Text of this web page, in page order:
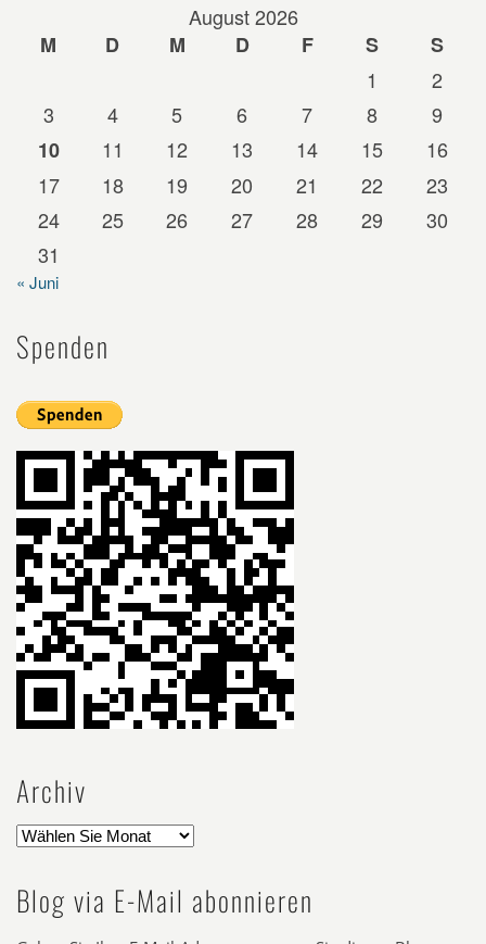
August 2026
M
D M D F S
S
1
2
3
4 5 6 7 8
9
10
11 12 13 14 15
16
17
18 19 20 21 22
23
24
25 26 27 28 29
30
31
« Juni
Spenden
Archiv
Blog via E-Mail abonnieren